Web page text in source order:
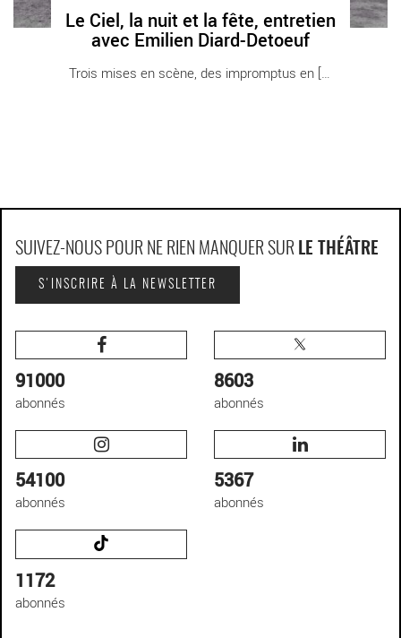
Le Ciel, la nuit et la fête, entretien
avec Emilien Diard-Detoeuf
Trois mises en scène, des impromptus en [...]
SUIVEZ-NOUS POUR NE RIEN MANQUER SUR LE THÉÂTRE
S'INSCRIRE À LA NEWSLETTER
91000
abonnés
8603
abonnés
54100
abonnés
5367
abonnés
1172
abonnés